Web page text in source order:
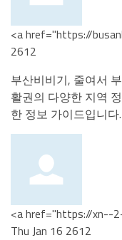
<a href="https://
2612
부산비비기, 줄여서
활권의 다양한 지역
한 정보 가이드입니다.
<a href="https://xn--
Thu Jan 16 2612